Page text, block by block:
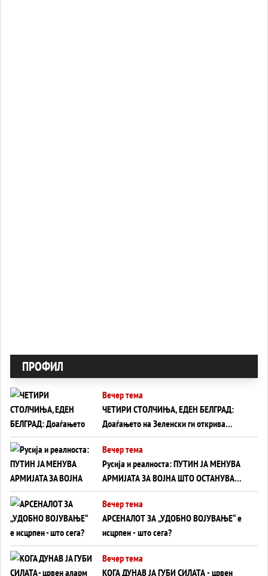
ПРОФИЛ
Вечер тема
ЧЕТИРИ СТОЛЧИЊА, ЕДЕН БЕЛГРАД:
Доаѓањето на Зеленски ги открива
тајните на политиката на балансирање
на Вучиќ
Вечер тема
Русија и реалноста: ПУТИН ЈА МЕНУВА
АРМИЈАТА ЗА ВОЈНА ШТО ОСТАНУВА
БЕЗ ФРОНТ
Вечер тема
АРСЕНАЛОТ ЗА „УДОБНО ВОЈУВАЊЕ“ е
исцрпен - што сега?
Вечер тема
КОГА ДУНАВ ЈА ГУБИ СИЛАТА - црвен